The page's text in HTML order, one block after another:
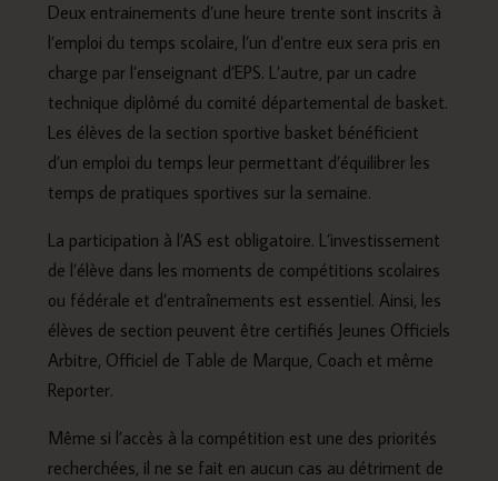
Deux entrainements d’une heure trente sont inscrits à
l’emploi du temps scolaire, l’un d’entre eux sera pris en
charge par l’enseignant d’EPS. L’autre, par un cadre
technique diplômé du comité départemental de basket.
Les élèves de la section sportive basket bénéficient
d’un emploi du temps leur permettant d’équilibrer les
temps de pratiques sportives sur la semaine.
La participation à l’AS est obligatoire. L’investissement
de l’élève dans les moments de compétitions scolaires
ou fédérale et d’entraînements est essentiel. Ainsi, les
élèves de section peuvent être certifiés Jeunes Officiels
Arbitre, Officiel de Table de Marque, Coach et même
Reporter.
Même si l’accès à la compétition est une des priorités
recherchées, il ne se fait en aucun cas au détriment de